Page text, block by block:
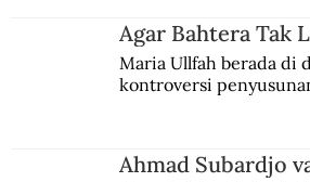
Agar Bahtera Tak
Maria Ullfah berada di
kontroversi
Ahmad Subardjo